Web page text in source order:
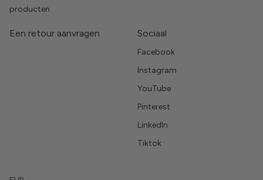
producten
Een retour aanvragen Sociaal
Facebook
Instagram
YouTube
Pinterest
LinkedIn
Tiktok